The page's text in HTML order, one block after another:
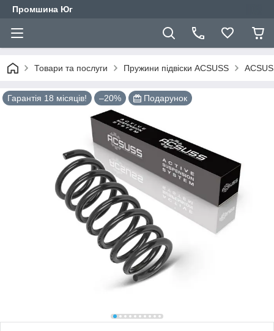
Промшина Юг
Товари та послуги Пружини підвіски ACSUSS
Гарантія 18 місяців! –20% Подарунок